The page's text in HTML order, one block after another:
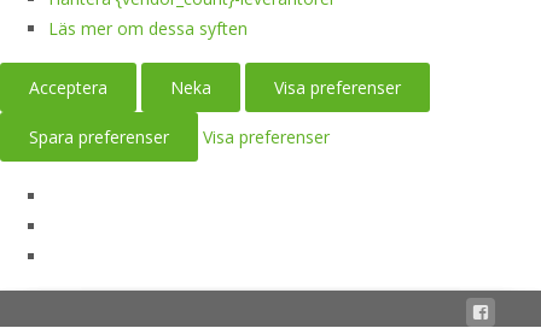
Läs mer om dessa syften
Acceptera Neka Visa preferenser
Spara preferenser Visa preferenser